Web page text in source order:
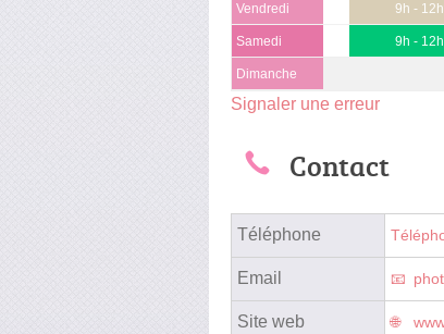
Vendredi 9h - 12h
Samedi 9h - 12h
Dimanche
Signaler une erreur
Contact
Téléphone
Email
Site web